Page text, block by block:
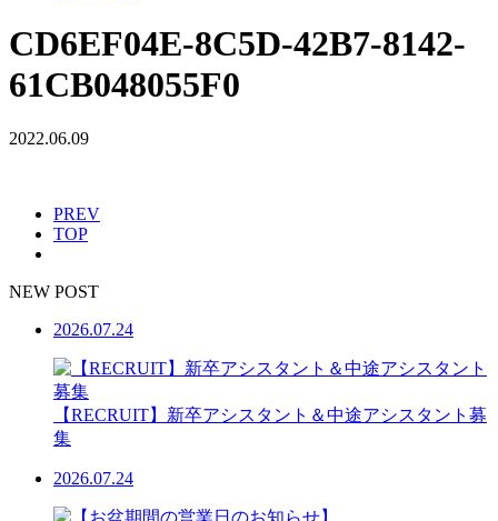
CD6EF04E-8C5D-42B7-8142-
61CB048055F0
2022.06.09
PREV
TOP
NEW POST
2026.07.24
【RECRUIT】新卒アシスタント＆中途アシスタント募
集
2026.07.24